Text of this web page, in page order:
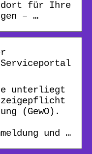
für Ihre
– …
Serviceportal
unterliegt
(GewO).
und …